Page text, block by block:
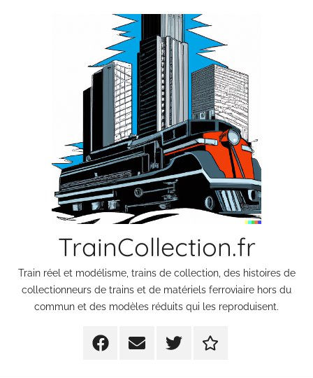
TrainCollection.fr
Train réel et modélisme, trains de collection, des histoires de
collectionneurs de trains et de matériels ferroviaire hors du
commun et des modèles réduits qui les reproduisent.
Facebook
E-
Twitter
Politique